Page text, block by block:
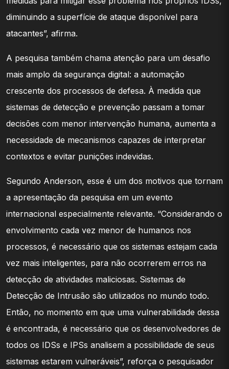
diminuindo a superfície de ataque disponível para
atacantes”, afirma.
A pesquisa também chama atenção para um desafio
mais amplo da segurança digital: a automação
crescente dos processos de defesa. À medida que
sistemas de detecção e prevenção passam a tomar
decisões com menor intervenção humana, aumenta a
necessidade de mecanismos capazes de interpretar
contextos e evitar punições indevidas.
Segundo Anderson, esse é um dos motivos que tornam
a apresentação da pesquisa em um evento
internacional especialmente relevante. “Considerando o
envolvimento cada vez menor de humanos nos
processos, é necessário que os sistemas estejam cada
vez mais inteligentes, para não ocorrerem erros na
detecção de atividades maliciosas. Sistemas de
Detecção de Intrusão são utilizados no mundo todo.
Então, no momento em que uma vulnerabilidade dessa
é encontrada, é necessário que os desenvolvedores de
todos os IDSs e IPSs analisem a possibilidade de seus
sistemas estarem vulneráveis”, reforça o pesquisador